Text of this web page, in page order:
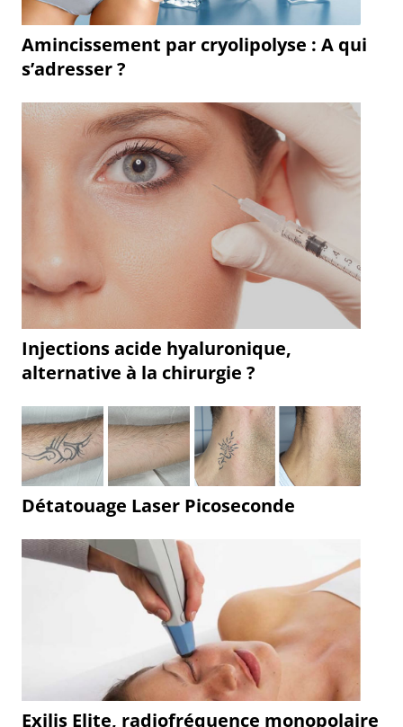
Amincissement par cryolipolyse : A qui
s’adresser ?
Injections acide hyaluronique,
alternative à la chirurgie ?
Détatouage Laser Picoseconde
Exilis Elite, radiofréquence monopolaire